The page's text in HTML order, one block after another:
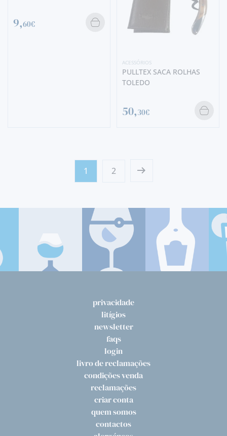
9,60€
ACESSÓRIOS
PULLTEX SACA ROLHAS
TOLEDO
50,30€
1 2
privacidade
litígios
newsletter
faqs
login
livro de reclamações
condições venda
reclamações
criar conta
quem somos
contactos